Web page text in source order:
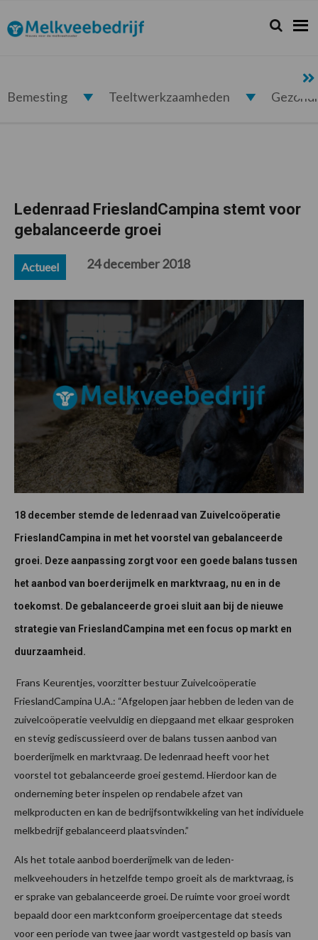
de
hoofdnavigatie
de
hoofd
de
eerste
de
voettekst
Melkveebedrijf.nl Zoeken...
Zoek
Bemesting Teeltwerkzaamheden
Ledenraad FrieslandCampina stemt voor
gebalanceerde groei
Actueel 24 december 2018
18 december stemde de ledenraad van Zuivelcoöperatie
FrieslandCampina in met het voorstel van gebalanceerde
groei. Deze aanpassing zorgt voor een goede balans tussen
het aanbod van boerderijmelk en marktvraag, nu en in de
toekomst. De gebalanceerde groei sluit aan bij de nieuwe
strategie van FrieslandCampina met een focus op markt en
duurzaamheid.
Frans Keurentjes, voorzitter bestuur Zuivelcoöperatie
FrieslandCampina U.A.: “Afgelopen jaar hebben de leden van de
zuivelcoöperatie veelvuldig en diepgaand met elkaar gesproken
en stevig gediscussieerd over de balans tussen aanbod van
boerderijmelk en marktvraag. De ledenraad heeft voor het
voorstel tot gebalanceerde groei gestemd. Hierdoor kan de
onderneming beter inspelen op rendabele afzet van
melkproducten en kan de bedrijfsontwikkeling van het individuele
melkbedrijf gebalanceerd plaatsvinden.”
Als het totale aanbod boerderijmelk van de leden-
melkveehouders in hetzelfde tempo groeit als de marktvraag, is
er sprake van gebalanceerde groei. De ruimte voor groei wordt
bepaald door een marktconform groeipercentage dat steeds
voor een periode van twee jaar wordt vastgesteld op basis van